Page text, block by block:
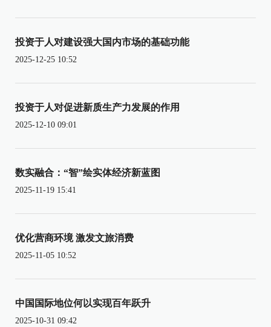
投资于人对建设强大国内市场的基础功能
2025-12-25 10:52
投资于人对促进新质生产力发展的作用
2025-12-10 09:01
数实融合：“智”绘实体经济新蓝图
2025-11-19 15:41
优化营商环境 激发文旅消费
2025-11-05 10:52
中国国际地位何以实现百年跃升
2025-10-31 09:42